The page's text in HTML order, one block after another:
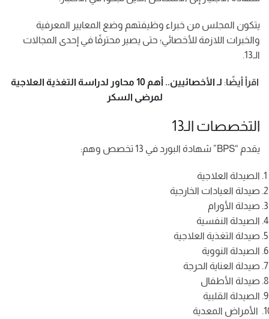
يتكون المجلس من خبراء وظيفتهم وضع المعايير المعرفية
والخبرات اللازمة للأخصائي؛ حتى يصير محترفًا في إحدى المجالات
الـ13.
اقرأ أيضًا:
لـ الأخصائيين.. أهم 10 محاور لدراسة التغذية العلاجية
لمرضى السكر
التخصصات الـ13
يقدم “BPS” شهادة البورد في 13 تخصص وهم:
الصيدلة العلاجية
صيدلة العيادات الخارجية
صيدلة الأورام
الصيدلة النفسية
صيدلة التغذية العلاجية
الصيدلة النووية
صيدلة العناية الحرجة
صيدلة الأطفال
الصيدلة القلبية
الأمراض المعدية